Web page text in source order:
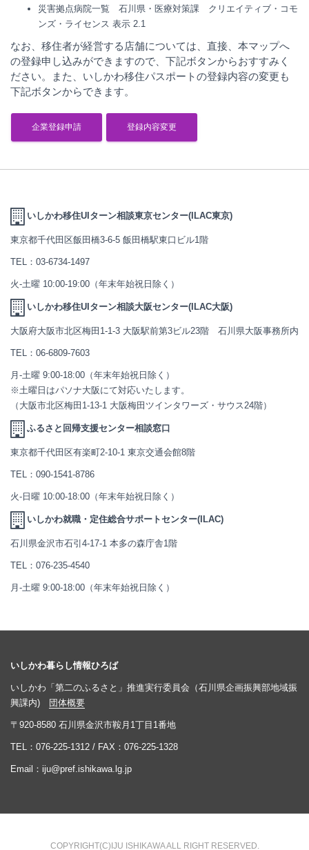
災害拠点病院一覧 石川県・医療対策課 クリエイティブ・コモ
ンズ・ライセンス 表示 2.1
なお、移住者が経営する店舗については、直接、本マップへ
の登録申し込みができますので、下記ボタンからおすすみく
ださい。また、いしかわ移住パスポートの登録内容の変更も
下記ボタンからできます。
企業登録申請 登録内容変更
いしかわ移住UIターン相談東京センター(ILAC東京)
東京都千代田区飯田橋3-6-5 飯田橋駅東口ビル1階
TEL： 03-6734-1497
火-土曜 10:00-19:00（年末年始祝日除く）
いしかわ移住UIターン相談大阪センター(ILAC大阪)
大阪府大阪市北区梅田1-1-3 大阪駅前第3ビル23階 石川県大阪事務所内
TEL： 06-6809-7603
月-土曜 9:00-18:00（年末年始祝日除く）
※土曜日はパソナ大阪にて対応いたします。
（大阪市北区梅田1-13-1 大阪梅田ツインタワーズ・サウス24階）
ふるさと回帰支援センター相談窓口
東京都千代田区有楽町2-10-1 東京交通会館8階
TEL： 090-1541-8786
火-日曜 10:00-18:00（年末年始祝日除く）
いしかわ就職・定住総合サポートセンター(ILAC)
石川県金沢市石引4-17-1 本多の森庁舎1階
TEL： 076-235-4540
月-土曜 9:00-18:00（年末年始祝日除く）
いしかわ暮らし情報ひろば
いしかわ「第二のふるさと」推進実行委員会（石川県企画振興部地域振
興課内)
団体概要
〒920-8580 石川県金沢市鞍月1丁目1番地
TEL： 076-225-1312 / FAX：076-225-1328
Email： iju@pref.ishikawa.lg.jp
COPYRIGHT(C)IJU ISHIKAWA ALL RIGHT RESERVED.